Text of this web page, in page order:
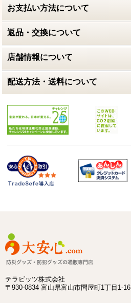
お支払い方法について
返品・交換について
店舗情報について
配送方法・送料について
テラビッツ株式会社
〒930-0834 富山県富山市問屋町1丁目1-16